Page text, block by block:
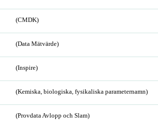
(CMDK)
(Data Mätvärde)
(Inspire)
(Kemiska, biologiska, fysikaliska parameternamn)
(Provdata Avlopp och Slam)